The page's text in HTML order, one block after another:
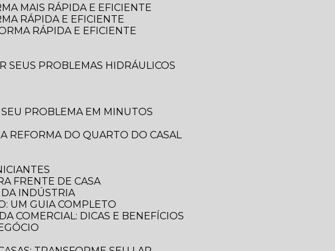
MAIS RÁPIDA E EFICIENTE
RÁPIDA E EFICIENTE
RÁPIDA E EFICIENTE
SEUS PROBLEMAS HIDRÁULICOS
PROBLEMA EM MINUTOS
REFORMA DO QUARTO DO CASAL
FRENTE DE CASA
INDÚSTRIA
UM GUIA COMPLETO
COMERCIAL: DICAS E BENEFÍCIOS